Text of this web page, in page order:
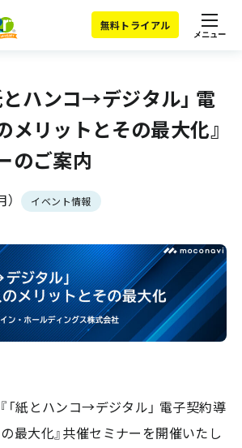
無料トライアル
メニュー
とハンコ→デジタル」 電
メリットとその最大化』
のご案内
イベント情報
「紙とハンコ→デジタル」 電子契約導
最大化』共催セミナーを開催いたし